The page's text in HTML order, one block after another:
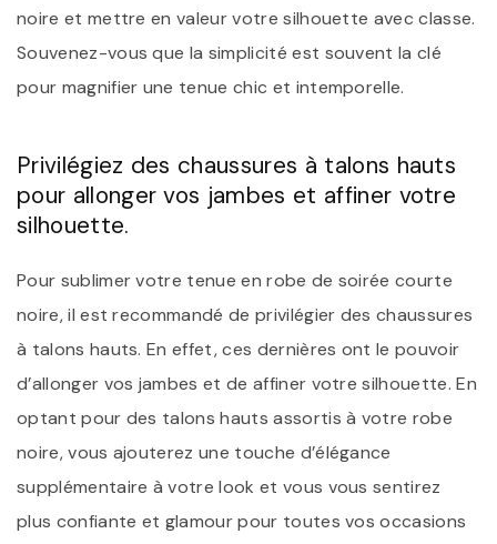
noire et mettre en valeur votre silhouette avec classe.
Souvenez-vous que la simplicité est souvent la clé
pour magnifier une tenue chic et intemporelle.
Privilégiez des chaussures à talons hauts
pour allonger vos jambes et affiner votre
silhouette.
Pour sublimer votre tenue en robe de soirée courte
noire, il est recommandé de privilégier des chaussures
à talons hauts. En effet, ces dernières ont le pouvoir
d’allonger vos jambes et de affiner votre silhouette. En
optant pour des talons hauts assortis à votre robe
noire, vous ajouterez une touche d’élégance
supplémentaire à votre look et vous vous sentirez
plus confiante et glamour pour toutes vos occasions